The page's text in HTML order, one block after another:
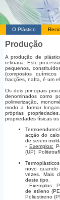
O Plástico
Produção
A produção de
refinaria. Este
pequenos,
(compostos
fracções, nafta, é um
Os dois principais
denominados como
polimerização,
modo a formar
próprias
propriedades físicas
acção do
de serem
-Exemplos:
(UP),
novo quando
vezes. Mais
deste tipo.
-Exemplos:
de etileno
Poliestireno